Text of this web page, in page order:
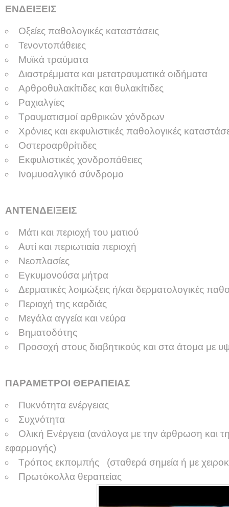
ΕΝΔΕΙΞΕΙΣ
Οξείες παθολογικές καταστάσεις
Τενοντοπάθειες
Μυϊκά τραύματα
Διαστρέμματα και μετατραυματικά οιδήματα
Αρθροθυλακίτιδες και θυλακίτιδες
Ραχιαλγίες
Τραυματισμοί αρθρικών χόνδρων
Χρόνιες και εκφυλιστικές παθολογικές
Οστεροαρθρίτιδες
Εκφυλιστικές χονδροπάθειες
Ινομυοαλγικό σύνδρομο
ΑΝΤΕΝΔΕΙΞΕΙΣ
Μάτι και περιοχή του ματιού
Αυτί και περιωτιαία περιοχή
Νεοπλασίες
Εγκυμονούσα μήτρα
Δερματικές λοιμώξεις ή/και δερματολογικές
Περιοχή της καρδιάς
Μεγάλα αγγεία και νεύρα
Βηματοδότης
Προσοχή στους διαβητικούς και στα άτομα με
ΠΑΡΑΜΕΤΡΟΙ ΘΕΡΑΠΕΙΑΣ
Πυκνότητα ενέργειας
Συχνότητα
Ολική Ενέργεια (ανάλογα με την άρθρωση και
εφαρμογής)
Τρόπος εκπομπής (σταθερά σημεία ή με
Πρωτόκολλα θεραπείας